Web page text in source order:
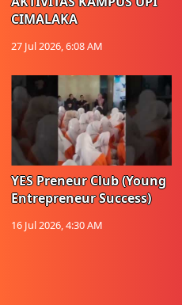
CIMALAKA
27 Jul 2026, 6:08 AM
YES Preneur Club (Young
Entrepreneur Success)
16 Jul 2026, 4:30 AM